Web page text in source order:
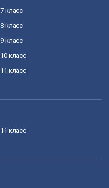
7 класс
8 класс
9 класс
10 класс
11 класс
11 класс